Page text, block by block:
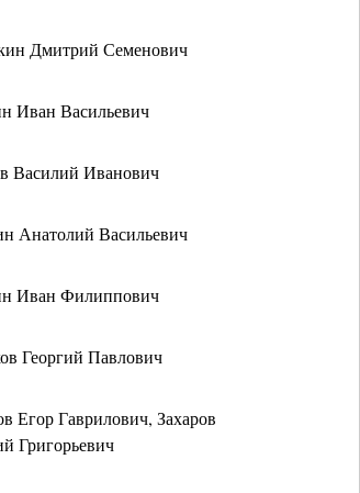
Дмитрий Семенович
Иван Васильевич
Василий Иванович
Анатолий Васильевич
Иван Филиппович
Георгий Павлович
Егор Гаврилович, Захаров
Григорьевич